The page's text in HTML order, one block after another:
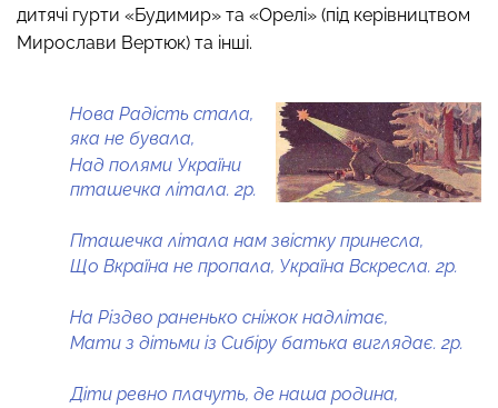
дитячі гурти «Будимир» та «Орелі» (під керівництвом
Мирослави Вертюк) та інші.
Нова Радість стала,
яка не бувала,
Над полями України
пташечка літала. 2р.
Пташечка літала нам звістку принесла,
Що Вкраїна не пропала, Україна Вскресла. 2р.
На Різдво раненько сніжок надлітає,
Мати з дітьми із Сибіру батька виглядає. 2р.
Діти ревно плачуть, де наша родина,